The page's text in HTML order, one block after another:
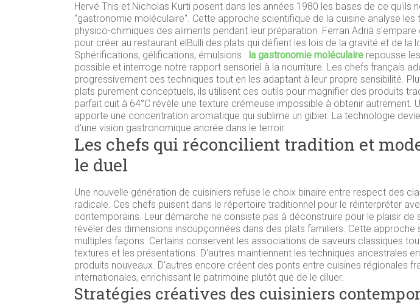
Hervé This et Nicholas Kurti posent dans les années 1980 les bases de ce qu'ils
"gastronomie moléculaire". Cette approche scientifique de la cuisine analyse les
physico-chimiques des aliments pendant leur préparation. Ferran Adrià
pour créer au restaurant elBulli des plats qui défient les lois de la gravité et de la
Sphérifications, gélifications, émulsions : la gastronomie moléculaire repousse
possible et interroge notre rapport sensoriel à la nourriture. Les chefs français
progressivement ces techniques tout en les adaptant à leur propre sensibilité.
plats purement conceptuels, ils utilisent ces outils pour magnifier des produits
parfait cuit à 64°C révèle une texture crémeuse impossible à obtenir autrement.
apporte une concentration aromatique qui sublime un gibier. La technologie
d'une vision gastronomique ancrée dans le terroir.
Les chefs qui réconcilient tradition et
le duel
Une nouvelle génération de cuisiniers refuse le choix binaire entre respect des
radicale. Ces chefs puisent dans le répertoire traditionnel pour le réinterpréter
contemporains. Leur démarche ne consiste pas à déconstruire pour le plaisir de
révéler des dimensions insoupçonnées dans des plats familiers. Cette approche
multiples façons. Certains conservent les associations de saveurs classiques
textures et les présentations. D'autres maintiennent les techniques ancestrales
produits nouveaux. D'autres encore créent des ponts entre cuisines régionales
internationales, enrichissant le patrimoine plutôt que de le diluer.
Stratégies créatives des cuisiniers